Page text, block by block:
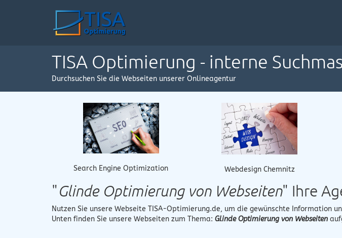
TISA Optimierung - interne
Durchsuchen Sie die Webseiten unserer Onlineagentur
Search Engine Optimization Webdesign Chemnitz
"Glinde Optimierung von Webseiten" Ihre
Nutzen Sie unsere Webseite TISA-Optimierung.de, um die gewünschte Information
Unten finden Sie unsere Webseiten zum Thema: Glinde Optimierung von Webseiten